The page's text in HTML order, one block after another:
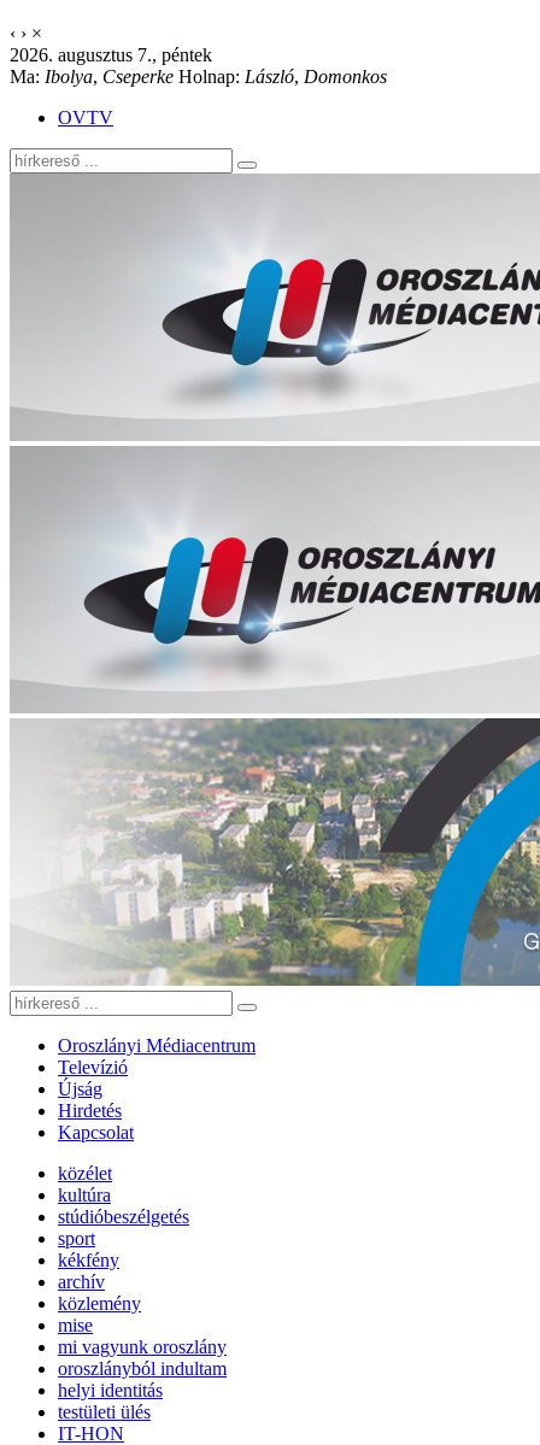
‹ › ×
2026. augusztus 7., péntek
Ma: Ibolya, Cseperke Holnap: László, Domonkos
OVTV
Oroszlányi Médiacentrum
Televízió
Újság
Hirdetés
Kapcsolat
közélet
kultúra
stúdióbeszélgetés
sport
kékfény
archív
közlemény
mise
mi vagyunk oroszlány
oroszlányból indultam
helyi identitás
testületi ülés
IT-HON